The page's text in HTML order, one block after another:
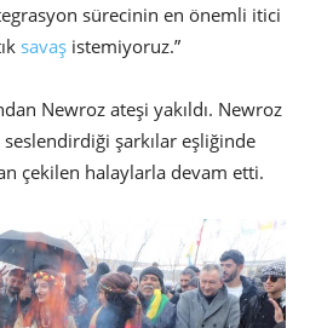
sürecinin en önemli itici
savaş istemiyoruz.”
Newroz ateşi yakıldı. Newroz
seslendirdiği şarkılar eşliğinde
çekilen halaylarla devam etti.